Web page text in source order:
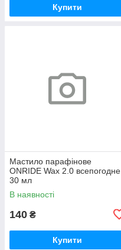
Купити
Мастило парафінове
ONRIDE Wax 2.0 всепогодне
30 мл
В наявності
140 ₴
Купити